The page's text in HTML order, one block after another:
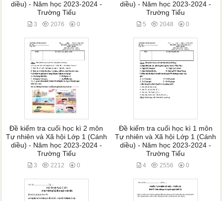
diều) - Năm học 2023-2024 -
Trường Tiểu
3 2076 0
diều) - Năm học 2023-2024 -
Trường Tiểu
5 2048 0
Đề kiểm tra cuối học kì 2 môn
Tự nhiên và Xã hội Lớp 1 (Cánh
diều) - Năm học 2023-2024 -
Trường Tiểu
3 2212 0
Đề kiểm tra cuối học kì 1 môn
Tự nhiên và Xã hội Lớp 1 (Cánh
diều) - Năm học 2023-2024 -
Trường Tiểu
4 2556 0